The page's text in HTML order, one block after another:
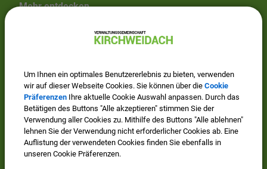
Mehr entdecken
Mitglied im Regionalwerk Chiemgau-Rupertiwinkel
Um Ihnen ein optimales Benutzererlebnis zu bieten, verwenden
wir auf dieser Webseite Cookies. Sie können über die Cookie
Präferenzen Ihre aktuelle Cookie Auswahl anpassen. Durch das
Betätigen des Buttons "Alle akzeptieren" stimmen Sie der
Verwendung aller Cookies zu. Mithilfe des Buttons "Alle ablehnen"
lehnen Sie der Verwendung nicht erforderlicher Cookies ab. Eine
Auflistung der verwendeten Cookies finden Sie ebenfalls in
unseren Cookie Präferenzen.